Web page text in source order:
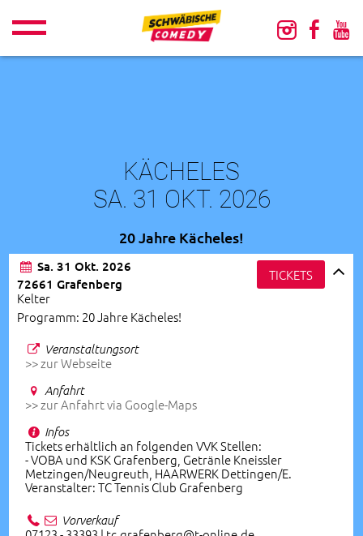
KÄCHELES
SA. 31 OKT. 2026
20 Jahre Kächeles!
Sa. 31 Okt. 2026
72661 Grafenberg
Kelter
Programm: 20 Jahre Kächeles!
TICKETS
Veranstaltungsort
>> zur Webseite
Anfahrt
>> zur Anfahrt via Google-Maps
Infos
Tickets erhältlich an folgenden VVK Stellen:
- VOBA und KSK Grafenberg, Getränle Kneissler
Metzingen/Neugreuth, HAARWERK Dettingen/E.
Veranstalter: TC Tennis Club Grafenberg
Vorverkauf